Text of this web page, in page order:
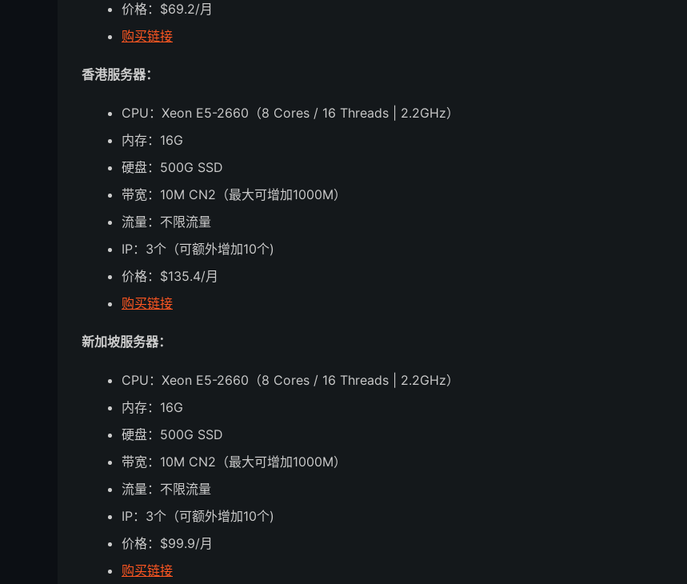
价格：$69.2/月
购买链接
香港服务器：
CPU：Xeon E5-2660（8 Cores / 16 Threads | 2.2GHz）
内存：16G
硬盘：500G SSD
带宽：10M CN2（最大可增加1000M）
流量：不限流量
IP：3个（可额外增加10个)
价格：$135.4/月
购买链接
新加坡服务器：
CPU：Xeon E5-2660（8 Cores / 16 Threads | 2.2GHz）
内存：16G
硬盘：500G SSD
带宽：10M CN2（最大可增加1000M）
流量：不限流量
IP：3个（可额外增加10个)
价格：$99.9/月
购买链接